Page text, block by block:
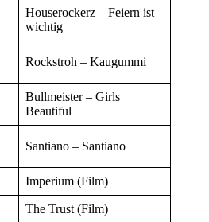
Houserockerz – Feiern ist
wichtig
Rockstroh – Kaugummi
Bullmeister – Girls
Beautiful
Santiano – Santiano
Imperium (Film)
The Trust (Film)